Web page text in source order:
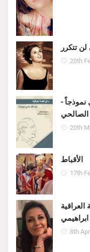
تتكرر
20th
نموذجاً -
20th
الأقباط
17th
ابراهيمي
8th